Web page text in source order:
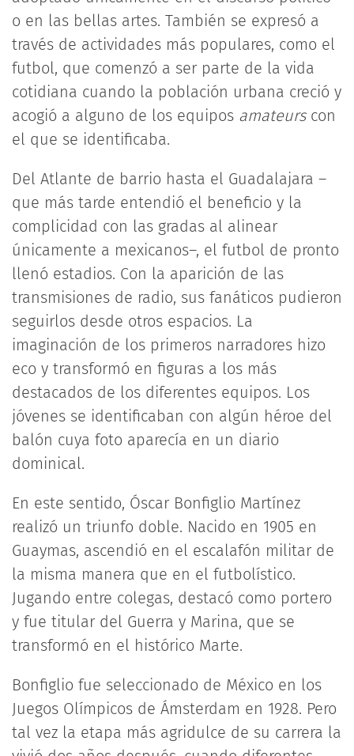
o en las bellas artes. También se expresó a
través de actividades más populares, como el
futbol, que comenzó a ser parte de la vida
cotidiana cuando la población urbana creció y
acogió a alguno de los equipos amateurscon
el que se identificaba.
Del Atlante de barrio hasta el Guadalajara –
que más tarde entendió el beneficio y la
complicidad con las gradas al alinear
únicamente a mexicanos–, el futbol de pronto
llenó estadios. Con la aparición de las
transmisiones de radio, sus fanáticos pudieron
seguirlos desde otros espacios. La
imaginación de los primeros narradores hizo
eco y transformó en figuras a los más
destacados de los diferentes equipos. Los
jóvenes se identificaban con algún héroe del
balón cuya foto aparecía en un diario
dominical.
En este sentido, Óscar Bonfiglio Martínez
realizó un triunfo doble. Nacido en 1905 en
Guaymas, ascendió en el escalafón militar de
la misma manera que en el futbolístico.
Jugando entre colegas, destacó como portero
y fue titular del Guerra y Marina, que se
transformó en el histórico Marte.
Bonfiglio fue seleccionado de México en los
Juegos Olímpicos de Ámsterdam en 1928. Pero
tal vez la etapa más agridulce de su carrera la